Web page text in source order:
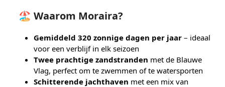
🏖 Waarom Moraira?
Gemiddeld 320 zonnige dagen per jaar – ideaal
voor een verblijf in elk seizoen
Twee prachtige zandstranden met de Blauwe
Vlag, perfect om te zwemmen of te watersporten
Schitterende jachthaven met een mix van